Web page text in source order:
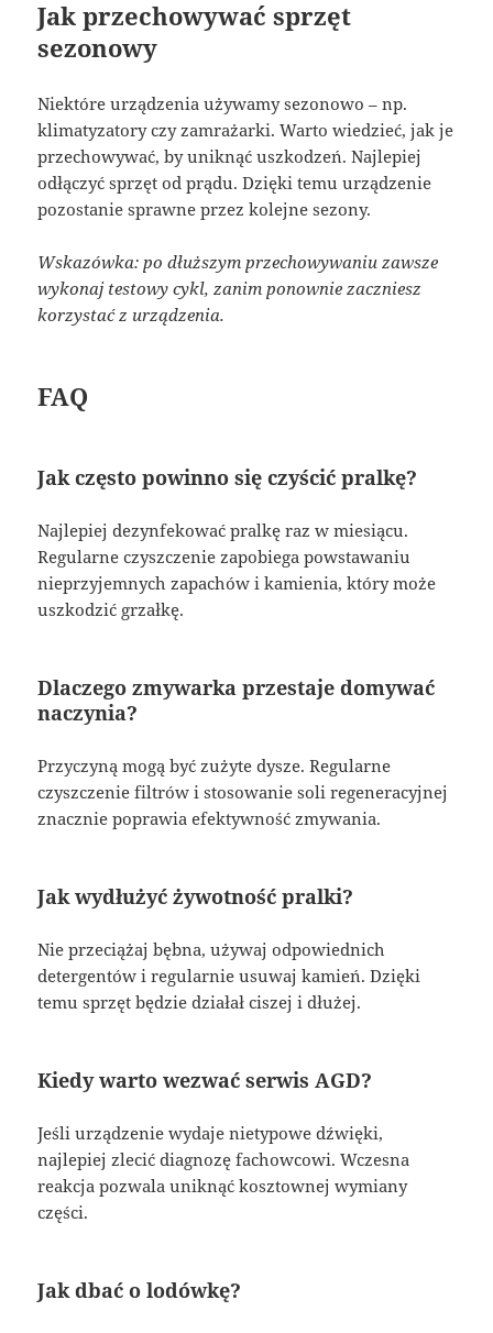
Jak przechowywać sprzęt
sezonowy
Niektóre urządzenia używamy sezonowo – np.
klimatyzatory czy zamrażarki. Warto wiedzieć, jak je
przechowywać, by uniknąć uszkodzeń. Najlepiej
odłączyć sprzęt od prądu. Dzięki temu urządzenie
pozostanie sprawne przez kolejne sezony.
Wskazówka: po dłuższym przechowywaniu zawsze
wykonaj testowy cykl, zanim ponownie zaczniesz
korzystać z urządzenia.
FAQ
Jak często powinno się czyścić pralkę?
Najlepiej dezynfekować pralkę raz w miesiącu.
Regularne czyszczenie zapobiega powstawaniu
nieprzyjemnych zapachów i kamienia, który może
uszkodzić grzałkę.
Dlaczego zmywarka przestaje domywać
naczynia?
Przyczyną mogą być zużyte dysze. Regularne
czyszczenie filtrów i stosowanie soli regeneracyjnej
znacznie poprawia efektywność zmywania.
Jak wydłużyć żywotność pralki?
Nie przeciążaj bębna, używaj odpowiednich
detergentów i regularnie usuwaj kamień. Dzięki
temu sprzęt będzie działał ciszej i dłużej.
Kiedy warto wezwać serwis AGD?
Jeśli urządzenie wydaje nietypowe dźwięki,
najlepiej zlecić diagnozę fachowcowi. Wczesna
reakcja pozwala uniknąć kosztownej wymiany
części.
Jak dbać o lodówkę?